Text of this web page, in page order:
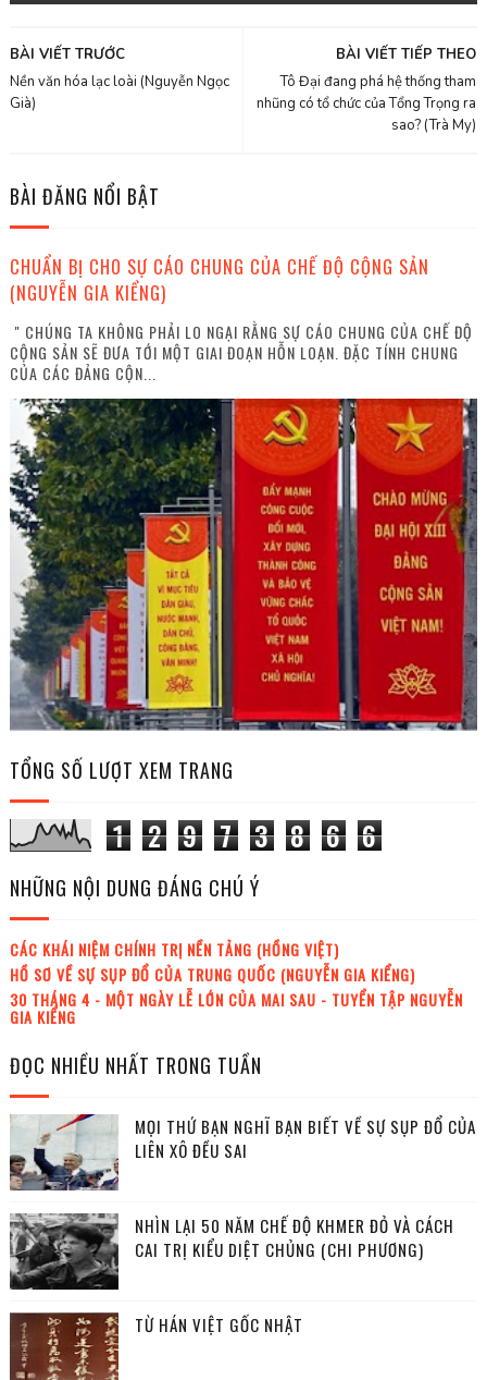
BÀI VIẾT TIẾP THEO
Tô Đại đang phá hệ thống tham
nhũng có tổ chức của Tổng Trọng ra
sao? (Trà My)
BÀI VIẾT TRƯỚC
Nền văn hóa lạc loài (Nguyễn Ngọc
Già)
BÀI ĐĂNG NỔI BẬT
CHUẨN BỊ CHO SỰ CÁO CHUNG CỦA CHẾ ĐỘ CỘNG SẢN
(NGUYỄN GIA KIỂNG)
" CHÚNG TA KHÔNG PHẢI LO NGẠI RẰNG SỰ CÁO CHUNG CỦA CHẾ ĐỘ
CỘNG SẢN SẼ ĐƯA TỚI MỘT GIAI ĐOẠN HỖN LOẠN. ĐẶC TÍNH CHUNG
CỦA CÁC ĐẢNG CỘN...
TỔNG SỐ LƯỢT XEM TRANG
1 2 9 7 3 8 6 6
NHỮNG NỘI DUNG ĐÁNG CHÚ Ý
CÁC KHÁI NIỆM CHÍNH TRỊ NỀN TẢNG (HỒNG VIỆT)
HỒ SƠ VỀ SỰ SỤP ĐỔ CỦA TRUNG QUỐC (NGUYỄN GIA KIỂNG)
30 THÁNG 4 - MỘT NGÀY LỄ LỚN CỦA MAI SAU - TUYỂN TẬP NGUYỄN
GIA KIỂNG
ĐỌC NHIỀU NHẤT TRONG TUẦN
MỌI THỨ BẠN NGHĨ BẠN BIẾT VỀ SỰ SỤP ĐỔ CỦA
LIÊN XÔ ĐỀU SAI
NHÌN LẠI 50 NĂM CHẾ ĐỘ KHMER ĐỎ VÀ CÁCH
CAI TRỊ KIỂU DIỆT CHỦNG (CHI PHƯƠNG)
TỪ HÁN VIỆT GỐC NHẬT